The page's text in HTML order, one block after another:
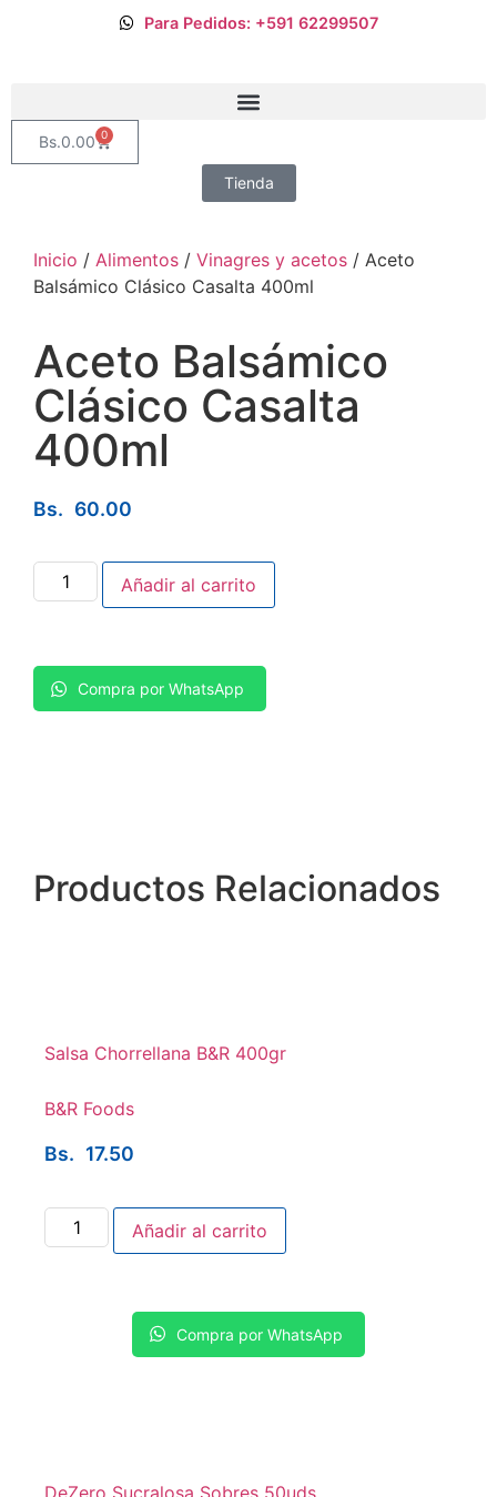
Para Pedidos: +591 62299507
Bs.0.00 0
Tienda
Inicio / Alimentos / Vinagres y acetos / Aceto
Balsámico Clásico Casalta 400ml
Aceto Balsámico
Clásico Casalta
400ml
Bs. 60.00
Añadir al carrito
Compra por WhatsApp
Productos Relacionados
Salsa Chorrellana B&R 400gr
B&R Foods
Bs. 17.50
Añadir al carrito
Compra por WhatsApp
DeZero Sucralosa Sobres 50uds